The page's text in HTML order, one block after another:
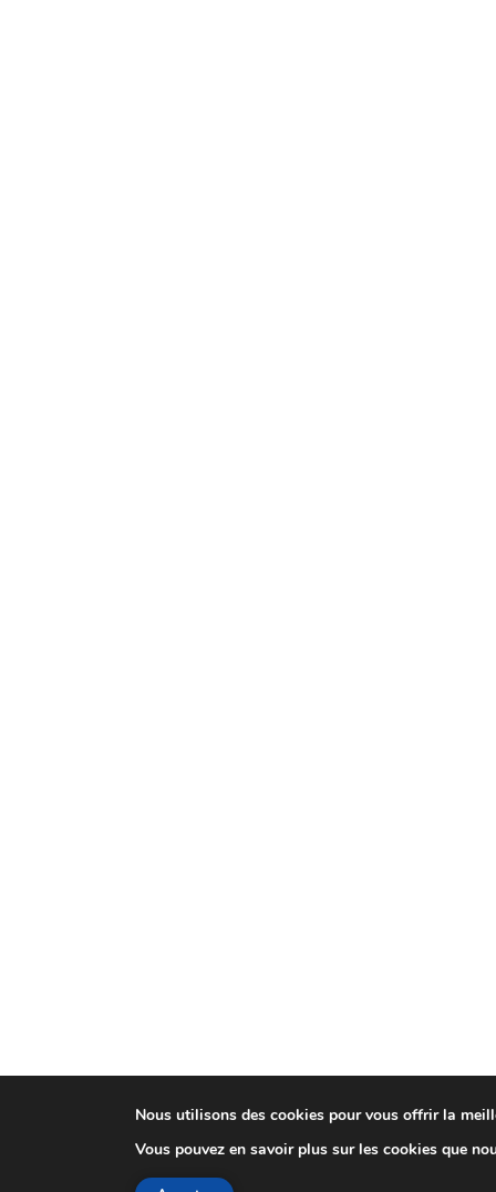
Nous utilisons des cookies pour vous offrir la
Vous pouvez en savoir plus sur les cookies que